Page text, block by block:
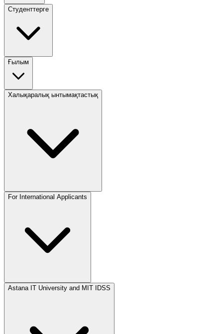
Студенттерге
Ғылым
Халықаралық ынтымақтастық
For International Applicants
Astana IT University and MIT IDSS